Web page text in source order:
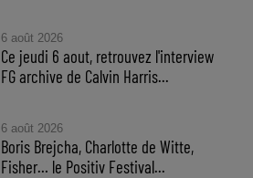
6 août 2026
Ce jeudi 6 aout, retrouvez l'interview
FG archive de Calvin Harris...
6 août 2026
Boris Brejcha, Charlotte de Witte,
Fisher… le Positiv Festival...